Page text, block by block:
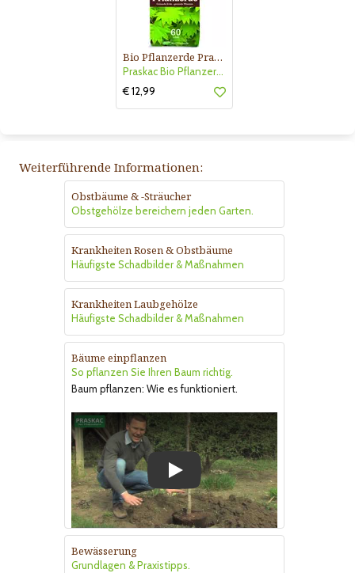
Bio Pflanzerde Praskac
Praskac Bio Pflanzerde
€ 12,99
Weiterführende Informationen:
Obstbäume & -Sträucher
Obstgehölze bereichern jeden Garten.
Krankheiten Rosen & Obstbäume
Häufigste Schadbilder & Maßnahmen
Krankheiten Laubgehölze
Häufigste Schadbilder & Maßnahmen
Bäume einpflanzen
So pflanzen Sie Ihren Baum richtig.
Baum pflanzen: Wie es funktioniert.
Play
Bewässerung
Grundlagen & Praxistipps.